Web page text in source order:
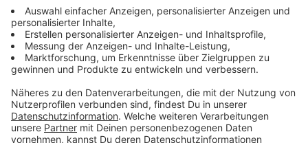
eine Prise Zucker
1 Ei
20g Parmesankäse
5g Mehl
Zutaten für karamellisierte Kürbiskerne
Kürbiskerne